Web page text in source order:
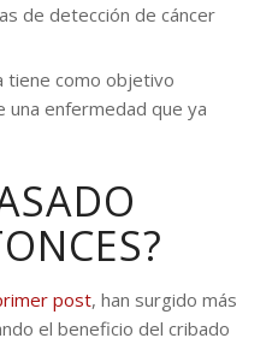
de detección de cáncer
tiene como objetivo
una enfermedad que ya
post, han surgido más
el beneficio del cribado